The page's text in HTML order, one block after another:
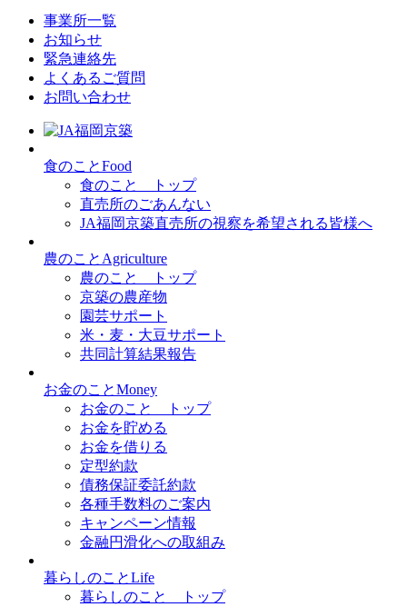
事業所一覧
お知らせ
緊急連絡先
よくあるご質問
お問い合わせ
食のことFood
食のこと トップ
直売所のごあんない
JA福岡京築直売所の視察を希望される皆様へ
農のこと Agriculture
農のこと トップ
京築の農産物
園芸サポート
米・麦・大豆サポート
共同計算結果報告
お金のことMoney
お金のこと トップ
お金を貯める
お金を借りる
定型約款
債務保証委託約款
各種手数料のご案内
キャンペーン情報
金融円滑化への取組み
暮らしのことLife
暮らしのこと トップ